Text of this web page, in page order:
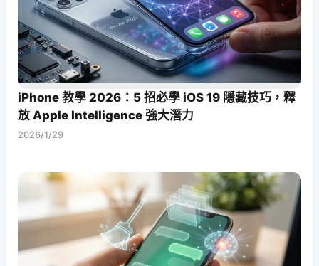
iPhone 教學 2026：5 招必學 iOS 19 隱藏技巧，釋
放 Apple Intelligence 強大潛力
2026/1/29